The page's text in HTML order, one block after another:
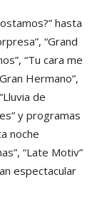
hasta
“Grand
“Tu cara me
Hermano”,
de
y programas
noche
“Late Motiv”
espectacular